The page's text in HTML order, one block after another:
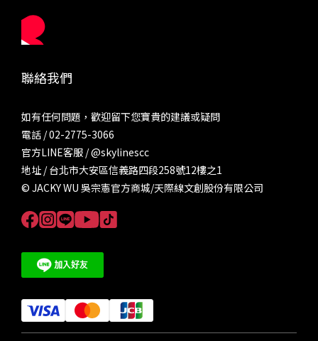
聯絡我們
如有任何問題，歡迎留下您寶貴的建議或疑問
電話 / 02-2775-3066
官方LINE客服 /@skylinescc
地址 / 台北市大安區信義路四段258號12樓之1
© JACKY WU 吳宗憲官方商城/天際線文創股份有限公司